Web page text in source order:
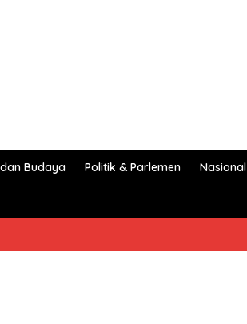
Budaya Politik & Parlemen Nasional